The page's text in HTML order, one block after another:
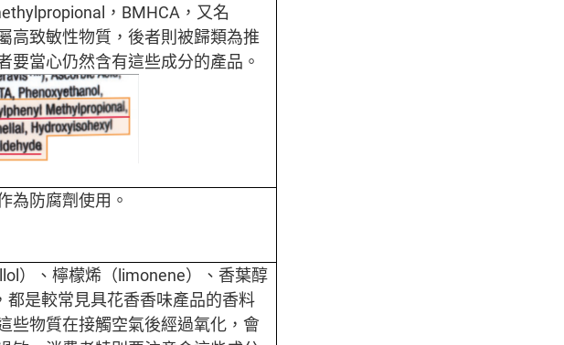
，BMHCA，又名
高致敏性物質，後者則被歸類為推
要當心仍然含有這些成分的產品。
為防腐劑使用。
）、檸檬烯（limonene）、香葉醇
都是較常見具花香香味產品的香料
些物質在接觸空氣後經過氧化，會